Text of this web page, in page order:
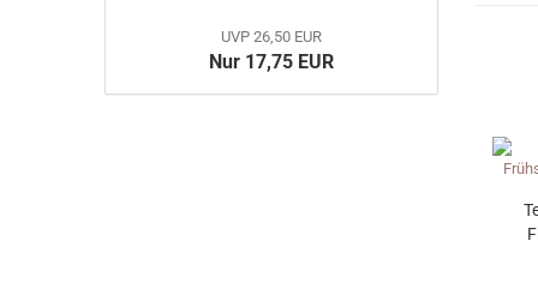
UVP 26,50 EUR
Nur 17,75 EUR